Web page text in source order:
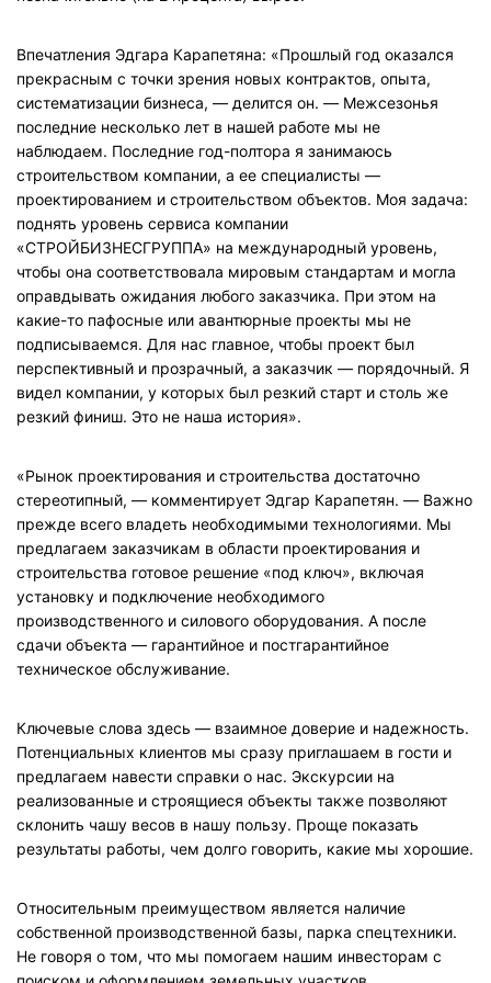
Впечатления Эдгара Карапетяна: «Прошлый год оказался
прекрасным с точки зрения новых контрактов, опыта,
систематизации бизнеса, — делится он. — Межсезонья
последние несколько лет в нашей работе мы не
наблюдаем. Последние год-полтора я занимаюсь
строительством компании, а ее специалисты —
проектированием и строительством объектов. Моя задача:
поднять уровень сервиса компании
«СТРОЙБИЗНЕСГРУППА» на международный уровень,
чтобы она соответствовала мировым стандартам и могла
оправдывать ожидания любого заказчика. При этом на
какие-то пафосные или авантюрные проекты мы не
подписываемся. Для нас главное, чтобы проект был
перспективный и прозрачный, а заказчик — порядочный. Я
видел компании, у которых был резкий старт и столь же
резкий финиш. Это не наша история».
«Рынок проектирования и строительства достаточно
стереотипный, — комментирует Эдгар Карапетян. — Важно
прежде всего владеть необходимыми технологиями. Мы
предлагаем заказчикам в области проектирования и
строительства готовое решение «под ключ», включая
установку и подключение необходимого
производственного и силового оборудования. А после
сдачи объекта — гарантийное и постгарантийное
техническое обслуживание.
Ключевые слова здесь — взаимное доверие и надежность.
Потенциальных клиентов мы сразу приглашаем в гости и
предлагаем навести справки о нас. Экскурсии на
реализованные и строящиеся объекты также позволяют
склонить чашу весов в нашу пользу. Проще показать
результаты работы, чем долго говорить, какие мы хорошие.
Относительным преимуществом является наличие
собственной производственной базы, парка спецтехники.
Не говоря о том, что мы помогаем нашим инвесторам с